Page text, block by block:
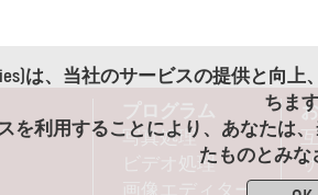
は、当社のサービスの提供と向
ちます
を利用することにより、あなたは
たものとみな
写真処理
ビデオ処理
画像エディター